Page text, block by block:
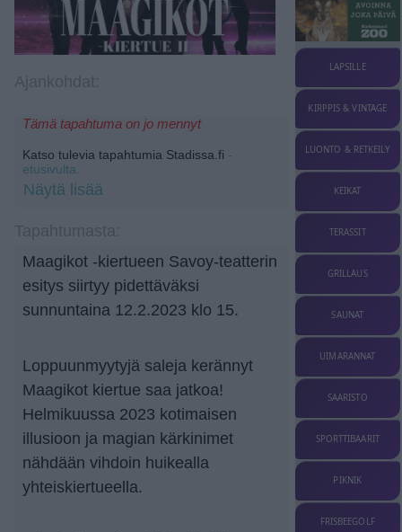
Tämä tapahtuma on jo mennyt
Katso tulevia tapahtumia Stadissa.fi -
etusivulta.
Näytä lisää
Maagikot -kiertueen Savoy-teatterin
esitys siirtyy pidettäväksi
sunnuntaina 12.2.2023 klo 15.
Loppuunmyytyjä saleja kerännyt
Maagikot kiertue saa jatkoa!
Helmikuussa 2023 kotimaisen
illusioon ja magian kärkinimet
nähdään vihdoin huikealla
yhteiskiertueella.
LAPSILLE
KIRPPIS & VINTAGE
LUONTO & RETKEILY
KEIKAT
TERASSIT
GRILLAUS
SAUNAT
UIMARANNAT
SAARISTO
SPORTTIBAARIT
PIKNIK
FRISBEEGOLF